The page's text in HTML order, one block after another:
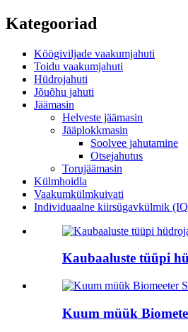
Kategooriad
Köögiviljade vaakumjahuti
Toidu vaakumjahuti
Hüdrojahuti
Jõuõhu jahuti
Jäämasin
Helveste jäämasin
Jääplokkmasin
Soolvee jahutamine
Otsejahutus
Torujäämasin
Külmhoidla
Vaakumkülmkuivati
Individuaalne kiirsügavkülmik
Kaubaaluste tüüpi
Kuum müük